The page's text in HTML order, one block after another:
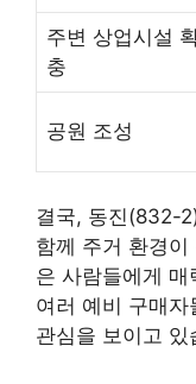
주변 상업시설
충
공원 조성
결국, 동진(832-
함께 주거 환경
은 사람들에게
여러 예비 구매
관심을 보이고 있